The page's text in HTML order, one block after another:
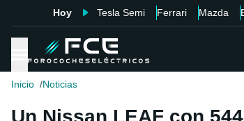
Hoy Tesla Semi Ferrari Mazda
Inicio Noticias
Un Nissan LEAF con